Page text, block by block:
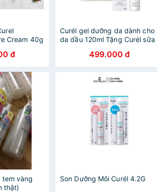
Cream 40g
đ
Curél gel dưỡng da dành cho
da dầu 120ml Tặng Curél sữa
da dầu 90ml499.000 đ
vàng
thật)
Son Dưỡng Môi Curél 4.2G